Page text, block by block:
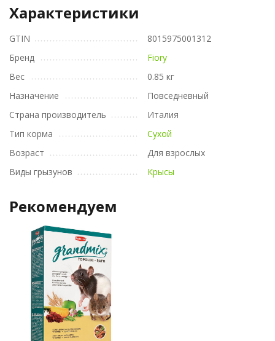
Характеристики
GTIN
8015975001312
Бренд
Fiory
Вес
0.85 кг
Назначение
Повседневный
Страна производитель
Италия
Тип корма
Сухой
Возраст
Для взрослых
Виды грызунов
Крысы
Рекомендуем